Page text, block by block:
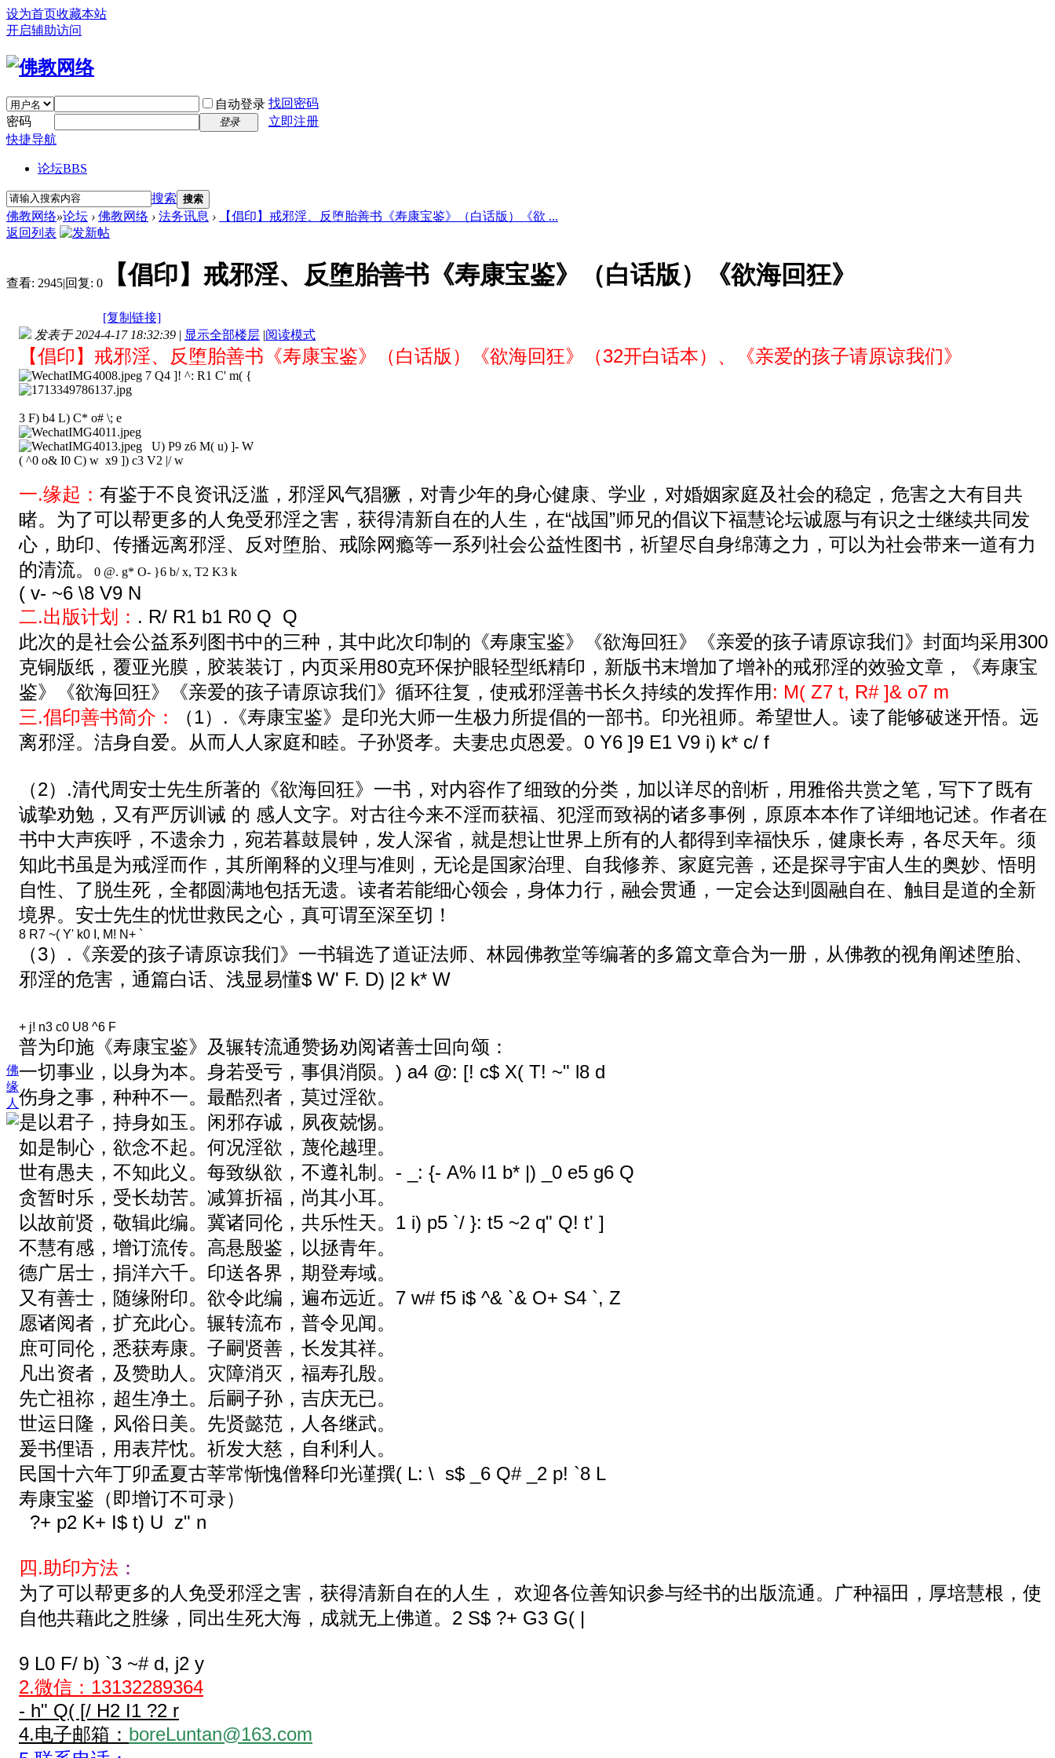
设为首页收藏本站
开启辅助访问
自动登录 找回密码
密码
登录
立即注册
快捷导航
论坛BBS
搜索 搜索
佛教网络»论坛 › 佛教网络 › 法务讯息 ›
【倡印】戒邪淫、反堕胎善书《寿康宝鉴》（白话版）《欲 ...
返回列表
查看: 2945|回复: 0 【倡印】戒邪淫、反堕胎善书《寿康宝鉴》（白话版）《欲海回狂》
[复制链接]
佛
缘
人
发表于 2024-4-17 18:32:39 | 显示全部楼层 |阅读模式
【倡印】戒邪淫、反堕胎善书《寿康宝鉴》（白话版）《欲海回狂》（32开白话本）、《亲爱的孩子请原谅我们》
7 Q4 ]! ^: R1 C' m( {
3 F) b4 L) C* o# \; e
U) P9 z6 M( u) ]- W
( ^0 o& I0 C) w x9 ]) c3 V2 |/ w
一.缘起： 有鉴于不良资讯泛滥，邪淫风气猖獗，对青少年的身心健康、学业，对婚姻家庭及社会的稳定，危害之大有目共
睹。为了可以帮更多的人免受邪淫之害，获得清新自在的人生，在“战国”师兄的倡议下福慧论坛诚愿与有识之士继续共同发
心，助印、传播远离邪淫、反对堕胎、戒除网瘾等一系列社会公益性图书，祈望尽自身绵薄之力，可以为社会带来一道有力
的清流。
0 @. g* O- }6 b/ x, T2 K3 k
( v- ~6 \8 V9 N
二.出版计划： . R/ R1 b1 R0 Q Q
此次的是社会公益系列图书中的三种，其中此次印制的《寿康宝鉴》《欲海回狂》《亲爱的孩子请原谅我们》封面均采用300
克铜版纸，覆亚光膜，胶装装订，内页采用80克环保护眼轻型纸精印，新版书末增加了增补的戒邪淫的效验文章，《寿康宝
鉴》《欲海回狂》《亲爱的孩子请原谅我们》循环往复，使戒邪淫善书长久持续的发挥作用: M( Z7 t, R# ]& o7 m
三.倡印善书简介：
（1）.《寿康宝鉴》是印光大师一生极力所提倡的一部书。印光祖师。希望世人。读了能够破迷开悟。远
离邪淫。洁身自爱。从而人人家庭和睦。子孙贤孝。夫妻忠贞恩爱。 0 Y6 ]9 E1 V9 i) k* c/ f
（2）.清代周安士先生所著的《欲海回狂》一书，对内容作了细致的分类，加以详尽的剖析，用雅俗共赏之笔，写下了既有
诚挚劝勉，又有严厉训诫 的 感人文字。对古往今来不淫而获福、犯淫而致祸的诸多事例，原原本本作了详细地记述。作者在
书中大声疾呼，不遗余力，宛若暮鼓晨钟，发人深省，就是想让世界上所有的人都得到幸福快乐，健康长寿，各尽天年。须
知此书虽是为戒淫而作，其所阐释的义理与准则，无论是国家治理、自我修养、家庭完善，还是探寻宇宙人生的奥妙、悟明
自性、了脱生死，全都圆满地包括无遗。读者若能细心领会，身体力行，融会贯通，一定会达到圆融自在、触目是道的全新
境界。安士先生的忧世救民之心，真可谓至深至切！
8 R7 ~( Y' k0 I, M! N+ `
（3）.《亲爱的孩子请原谅我们》一书辑选了道证法师、林园佛教堂等编著的多篇文章合为一册，从佛教的视角阐述堕胎、
邪淫的危害，通篇白话、浅显易懂$ W' F. D) |2 k* W
+ j! n3 c0 U8 ^6 F
普为印施《寿康宝鉴》及辗转流通赞扬劝阅诸善士回向颂：
一切事业，以身为本。身若受亏，事俱消陨。 ) a4 @: [! c$ X( T! ~" l8 d
伤身之事，种种不一。最酷烈者，莫过淫欲。
是以君子，持身如玉。闲邪存诚，夙夜兢惕。
如是制心，欲念不起。何况淫欲，蔑伦越理。
世有愚夫，不知此义。每致纵欲，不遵礼制。 - _: {- A% I1 b* |) _0 e5 g6 Q
贪暂时乐，受长劫苦。减算折福，尚其小耳。
以故前贤，敬辑此编。冀诸同伦，共乐性天。 1 i) p5 `/ }: t5 ~2 q" Q! t' ]
不慧有感，增订流传。高悬殷鉴，以拯青年。
德广居士，捐洋六千。印送各界，期登寿域。
又有善士，随缘附印。欲令此编，遍布远近。 7 w# f5 i$ ^& `& O+ S4 `, Z
愿诸阅者，扩充此心。辗转流布，普令见闻。
庶可同伦，悉获寿康。子嗣贤善，长发其祥。
凡出资者，及赞助人。灾障消灭，福寿孔殷。
先亡祖祢，超生净土。后嗣子孙，吉庆无已。
世运日隆，风俗日美。先贤懿范，人各继武。
爰书俚语，用表芹忱。祈发大慈，自利利人。
民国十六年丁卯孟夏古莘常惭愧僧释印光谨撰( L: \ s$ _6 Q# _2 p! `8 L
寿康宝鉴（即增订不可录）
?+ p2 K+ I$ t) U z" n
四.助印方法 ：
为了可以帮更多的人免受邪淫之害，获得清新自在的人生， 欢迎各位善知识参与经书的出版流通。广种福田，厚培慧根，使
自他共藉此之胜缘，同出生死大海，成就无上佛道。 2 S$ ?+ G3 G( |
9 L0 F/ b) `3 ~# d, j2 y
2.微信：13132289364
- h" Q( [/ H2 I1 ?2 r
4.电子邮箱： boreLuntan@163.com